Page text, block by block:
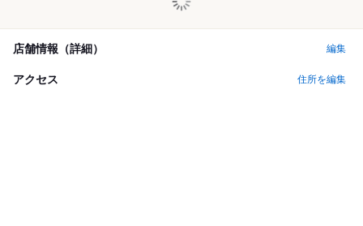
店舗情報（詳細） 編集
アクセス 住所を編集